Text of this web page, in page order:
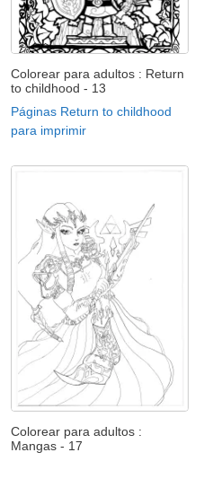
Colorear para adultos : Return
to childhood - 13
Páginas Return to childhood
para imprimir
Colorear para adultos :
Mangas - 17